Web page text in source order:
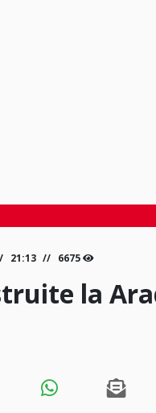
21:13 6675
la